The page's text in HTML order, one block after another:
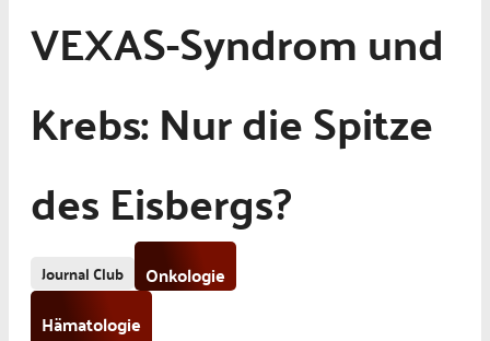
VEXAS-Syndrom und
Krebs: Nur die Spitze
des Eisbergs?
Journal Club
Onkologie
Hämatologie